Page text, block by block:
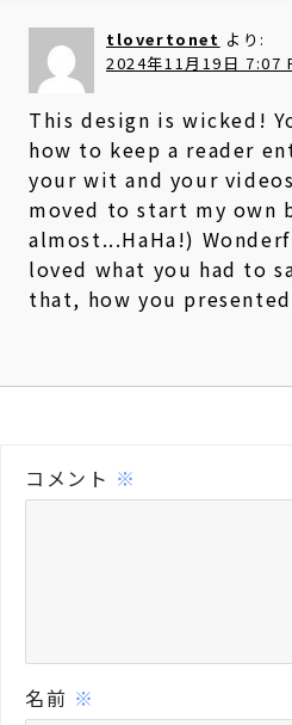
tlovertonet より:
2024年11月19日 7:07
This design is wicked!
how to keep a reader
your wit and your
moved to start my own
almost...HaHa!)
loved what you had to
that, how you
コメント ※
名前 ※